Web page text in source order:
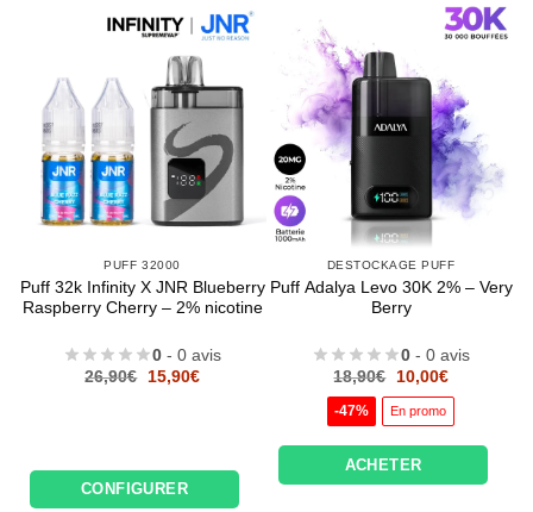
PUFF 32000
Puff 32k Infinity X JNR Blueberry
Raspberry Cherry – 2% nicotine
0 - 0 avis
26,90€
Le
15,90€Le
CONFIGURER
DESTOCKAGE PUFF
Puff Adalya Levo 30K 2% – Very
Berry
0 - 0 avis
18,90€
Le
initial
était :
10,00€Le
est :
-47% En promo
ACHETER